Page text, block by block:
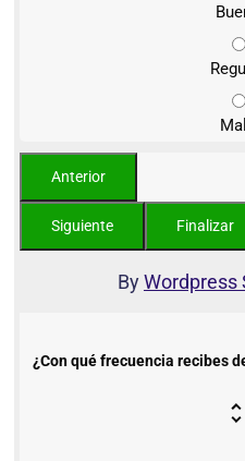
ByWordpress
¿Con qué frecuencia recibes